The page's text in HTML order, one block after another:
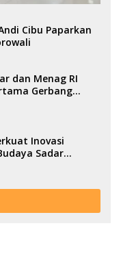
Cibu Paparkan
dan Menag RI
Gerbang
Inovasi
Sadar